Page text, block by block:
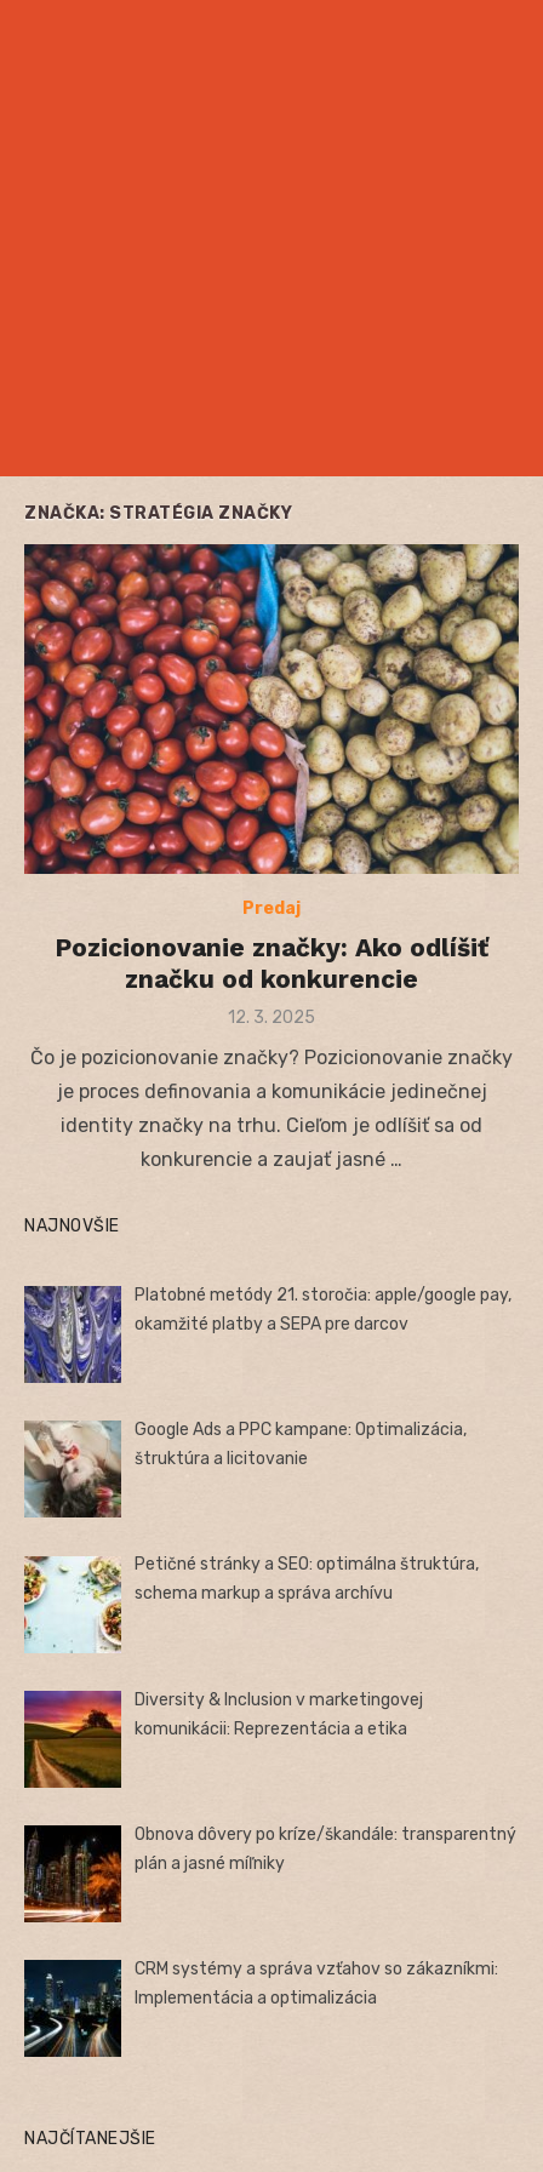
ZNAČKA: STRATÉGIA ZNAČKY
Predaj
Pozicionovanie značky: Ako odlíšiť
značku od konkurencie
Posted
12. 3. 2025
Čo je pozicionovanie značky? Pozicionovanie značky
je proces definovania a komunikácie jedinečnej
identity značky na trhu. Cieľom je odlíšiť sa od
konkurencie a zaujať jasné …
NAJNOVŠIE
Platobné metódy 21. storočia: apple/google pay,
okamžité platby a SEPA pre darcov
Google Ads a PPC kampane: Optimalizácia,
štruktúra a licitovanie
Petičné stránky a SEO: optimálna štruktúra,
schema markup a správa archívu
Diversity & Inclusion v marketingovej
komunikácii: Reprezentácia a etika
Obnova dôvery po kríze/škandále: transparentný
plán a jasné míľniky
CRM systémy a správa vzťahov so zákazníkmi:
Implementácia a optimalizácia
NAJČÍTANEJŠIE